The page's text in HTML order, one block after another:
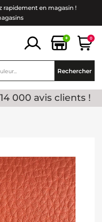
rapidement en magasin !
+ 0
Rechercher
14 000 avis clients !